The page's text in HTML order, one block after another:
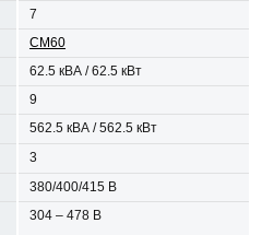
7
СМ60
62.5 кВА / 62.5 кВт
9
562.5 кВА / 562.5 кВт
3
380/400/415 В
304 – 478 В